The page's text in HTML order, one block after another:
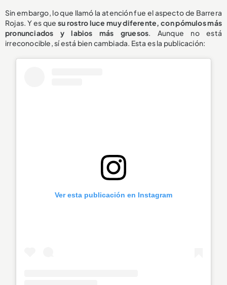
Sin embargo, lo que llamó la atención fue el aspecto de Barrera
Rojas. Y es que su rostro luce muy diferente, con pómulos más
pronunciados y labios más gruesos. Aunque no está
irreconocible, sí está bien cambiada. Esta es la publicación:
Ver esta publicación en Instagram